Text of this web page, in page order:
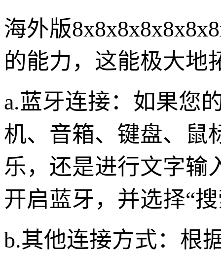
海外版
的能力，这能极大地
a.蓝牙连接：如果您
机、音箱、键盘、鼠
乐，还是进行文字输
开启蓝牙，并选择“
b.其他连接方式：根